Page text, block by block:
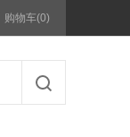
购物车(0)